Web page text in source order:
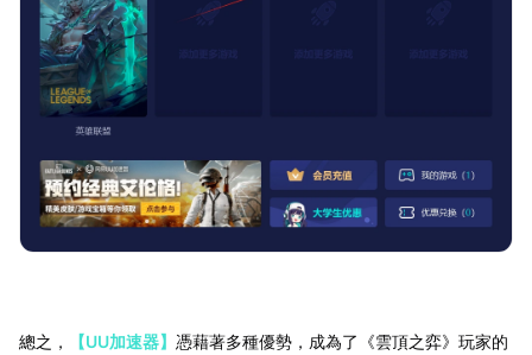
總之， 【UU加速器】 憑藉著多種優勢，成為了《雲頂之弈》玩家的